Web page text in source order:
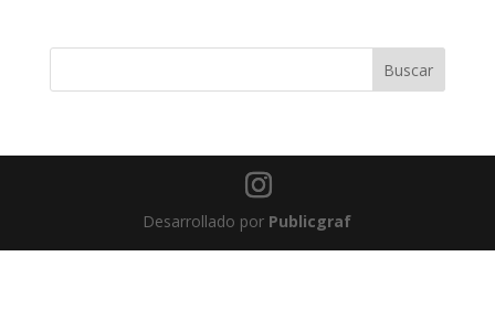
Desarrollado por Publicgraf